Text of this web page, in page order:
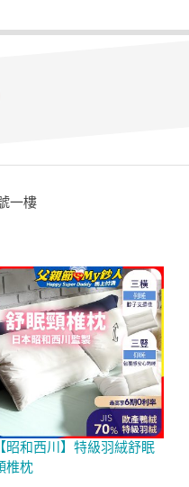
一樓
【昭和西川】特級羽絨舒眠
椎枕